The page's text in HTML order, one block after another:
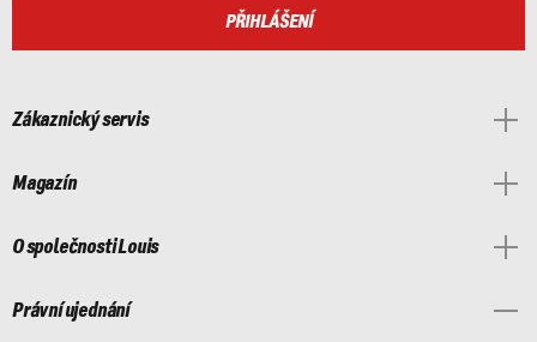
PŘIHLÁŠENÍ
Zákaznický servis
Magazín
O společnosti Louis
Právní ujednání